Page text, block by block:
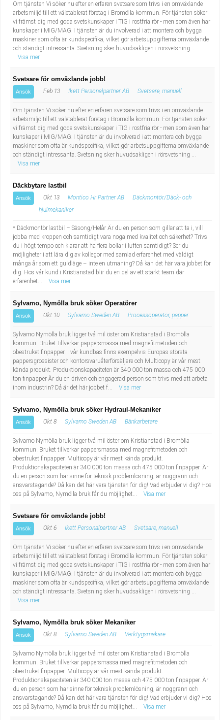
Undersköterska, vård- o specialavd. o mottagning
Bibliotekarie
Administrativ assistent
Lärare i gymnasiet
Om tjänsten Vi söker nu efter en erfaren svetsare som trivs i en omväxlande
arbetsmiljö till ett väletablerat företag i Bromölla kommun. För tjänsten söker
vi främst dig med goda svetskunskaper i TIG i rostfria rör - men som även har
kunskaper i MIG/MAG. I tjänsten är du involverad i att montera och bygga
maskiner som ofta är kundspecifika, vilket gör arbetsuppgifterna omväxlande
och ständigt intressanta. Svetsning sker huvudsakligen i rörsvetsning ...
Visa mer
Svetsare för omväxlande jobb!
Ansök Feb 13 Ikett Personalpartner AB Svetsare, manuell
Om tjänsten Vi söker nu efter en erfaren svetsare som trivs i en omväxlande
arbetsmiljö till ett väletablerat företag i Bromölla kommun. För tjänsten söker
vi främst dig med goda svetskunskaper i TIG i rostfria rör - men som även har
kunskaper i MIG/MAG. I tjänsten är du involverad i att montera och bygga
maskiner som ofta är kundspecifika, vilket gör arbetsuppgifterna omväxlande
och ständigt intressanta. Svetsning sker huvudsakligen i rörsvetsning ...
Visa mer
Däckbytare lastbil
Ansök Okt 13 Montico Hr Partner AB
Däckmontör/Däck- och
hjulmekaniker
* Däckmontör lastbil – Säsong/Helår Är du en person som gillar att ta i, vill
jobba med kroppen och samtidigt vara noga med kvalitet och säkerhet? Trivs
du i högt tempo och klarar att ha flera bollar i luften samtidigt? Ser du
möjligheter i att lära dig av kollegor med samlad erfarenhet med väldigt
många år som ett guldläge – inte en utmaning? Då kan det här vara jobbet för
dig. Hos vår kund i Kristianstad blir du en del av ett starkt team där
erfarenhet...
Visa mer
Sylvamo, Nymölla bruk söker Operatörer
Ansök Okt 10 Sylvamo Sweden AB Processoperatör, papper
Sylvamo Nymölla bruk ligger två mil öster om Kristianstad i Bromölla
kommun. Bruket tillverkar pappersmassa med magnefitmetoden och
obestruket finpapper. I vår kundbas finns exempelvis Europas största
pappersgrossister och kontorsvaruåterförsäljare och Multicopy är vår mest
kända produkt. Produktionskapaciteten är 340 000 ton massa och 475 000
ton finpapper Är du en driven och engagerad person som trivs med att arbeta
inom industrin? Då är det här jobbet f...
Visa mer
Sylvamo, Nymölla bruk söker Hydraul-Mekaniker
Ansök Okt 8 Sylvamo Sweden AB Bänkarbetare
Sylvamo Nymölla bruk ligger två mil öster om Kristianstad i Bromölla
kommun. Bruket tillverkar pappersmassa med magnefitmetoden och
obestruket finpapper. Multicopy är vår mest kända produkt.
Produktionskapaciteten är 340 000 ton massa och 475 000 ton finpapper. Är
du en person som har sinne för teknisk problemlösning, är noggrann och
ansvarstagande? Då kan det här vara tjänsten för dig! Vad erbjuder vi dig? Hos
oss på Sylvamo, Nymölla bruk får du möjlighet...
Visa mer
Svetsare för omväxlande jobb!
Ansök Okt 6 Ikett Personalpartner AB Svetsare, manuell
Om tjänsten Vi söker nu efter en erfaren svetsare som trivs i en omväxlande
arbetsmiljö till ett väletablerat företag i Bromölla kommun. För tjänsten söker
vi främst dig med goda svetskunskaper i TIG i rostfria rör - men som även har
kunskaper i MIG/MAG. I tjänsten är du involverad i att montera och bygga
maskiner som ofta är kundspecifika, vilket gör arbetsuppgifterna omväxlande
och ständigt intressanta. Svetsning sker huvudsakligen i rörsvetsning ...
Visa mer
Sylvamo, Nymölla bruk söker Mekaniker
Ansök Okt 8 Sylvamo Sweden AB Verktygsmakare
Sylvamo Nymölla bruk ligger två mil öster om Kristianstad i Bromölla
kommun. Bruket tillverkar pappersmassa med magnefitmetoden och
obestruket finpapper. Multicopy är vår mest kända produkt.
Produktionskapaciteten är 340 000 ton massa och 475 000 ton finpapper. Är
du en person som har sinne för teknisk problemlösning, är noggrann och
ansvarstagande? Då kan det här vara tjänsten för dig! Vad erbjuder vi dig? Hos
oss på Sylvamo, Nymölla bruk får du möjlighet...
Visa mer